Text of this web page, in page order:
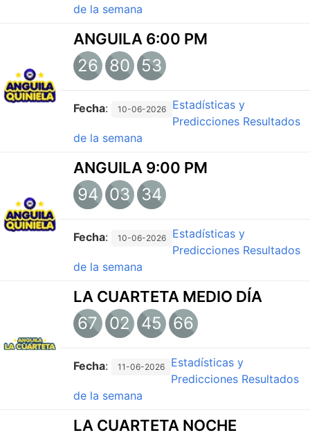
de la semana
ANGUILA 6:00 PM
26 80 53
Fecha: 10-06-2026
Estadísticas y
Predicciones Resultados
de la semana
ANGUILA 9:00 PM
94 03 34
Fecha: 10-06-2026
Estadísticas y
Predicciones Resultados
de la semana
LA CUARTETA MEDIO DÍA
67 02 45 66
Fecha: 11-06-2026
Estadísticas y
Predicciones Resultados
de la semana
LA CUARTETA NOCHE